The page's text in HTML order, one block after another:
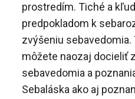
prostredím. Tiché a
predpokladom k
zvýšeniu
môžete naozaj docieliť
sebavedomia a
Sebaláska ako aj